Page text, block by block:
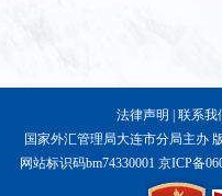
法律声明 联系我
国家外汇管理局大连市分局主办
网站标识码bm74330001京ICP备